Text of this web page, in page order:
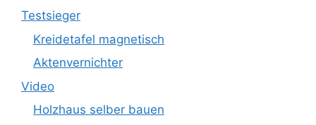
Testsieger
Kreidetafel magnetisch
Aktenvernichter
Video
Holzhaus selber bauen